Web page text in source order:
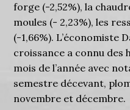
forge (-2,52%), la
moules (- 2,23%), les
(-1,66%). L’économiste
croissance a connu des
mois de l’année avec
semestre décevant,
novembre et décembre.